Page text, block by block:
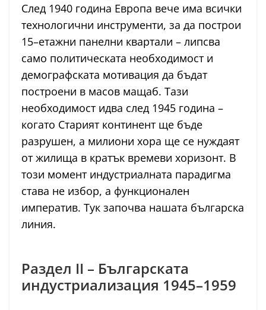
След 1940 година Европа вече има всички
технологични инструменти, за да построи
15–етажни панелни квартали – липсва
само политическата необходимост и
демографската мотивация да бъдат
построени в масов мащаб. Тази
необходимост идва след 1945 година –
когато Старият континент ще бъде
разрушен, а милиони хора ще се нуждаят
от жилища в кратък времеви хоризонт. В
този момент индустриалната парадигма
става не избор, а функционален
императив. Тук започва нашата българска
линия.
Раздел II – Българската
индустриализация 1945–1959